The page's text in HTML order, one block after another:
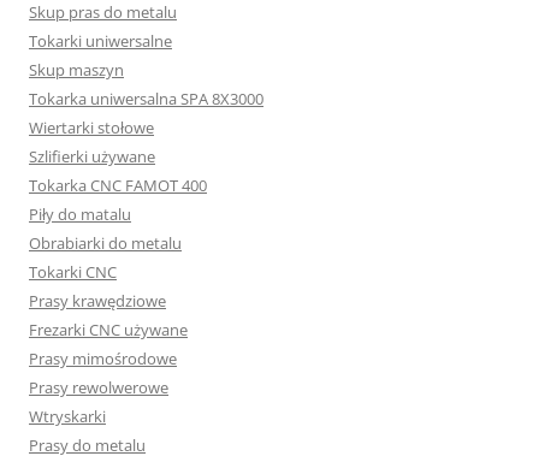
Skup pras do metalu
Tokarki uniwersalne
Skup maszyn
Tokarka uniwersalna SPA 8X3000
Wiertarki stołowe
Szlifierki używane
Tokarka CNC FAMOT 400
Piły do matalu
Obrabiarki do metalu
Tokarki CNC
Prasy krawędziowe
Frezarki CNC używane
Prasy mimośrodowe
Prasy rewolwerowe
Wtryskarki
Prasy do metalu